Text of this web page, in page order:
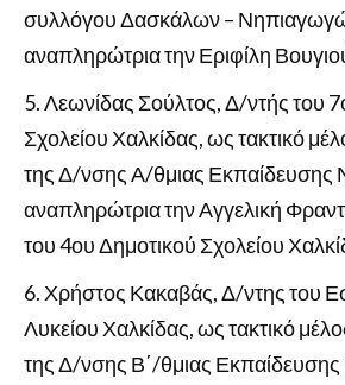
συλλόγου Δασκάλων –
αναπληρώτρια την Εριφίλη
Λεωνίδας Σούλτος, Δ/ντής του
Σχολείου Χαλκίδας, ως τακτικό
της Δ/νσης Α/θμιας Εκπαίδευσης
αναπληρώτρια την Αγγελική
του 4ου Δημοτικού Σχολείου
Χρήστος Κακαβάς, Δ/ντης του
Λυκείου Χαλκίδας, ως τακτικό
της Δ/νσης Β΄/θμιας Εκπαίδευσης